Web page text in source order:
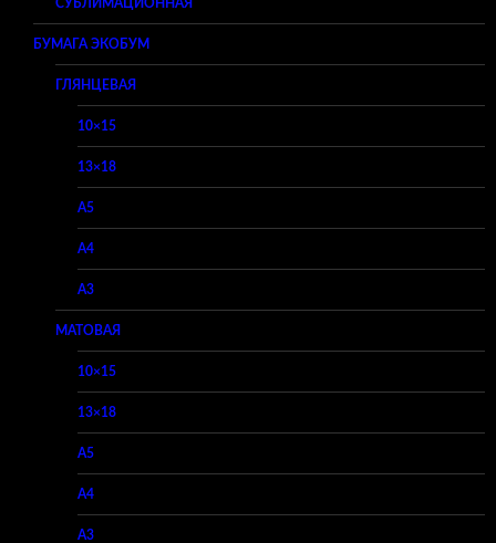
СУБЛИМАЦИОННАЯ
БУМАГА ЭКОБУМ
ГЛЯНЦЕВАЯ
10×15
13×18
A5
A4
A3
МАТОВАЯ
10×15
13×18
A5
A4
A3